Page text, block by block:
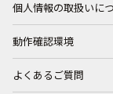
個人情報の取扱いに
動作確認環境
よくあるご質問